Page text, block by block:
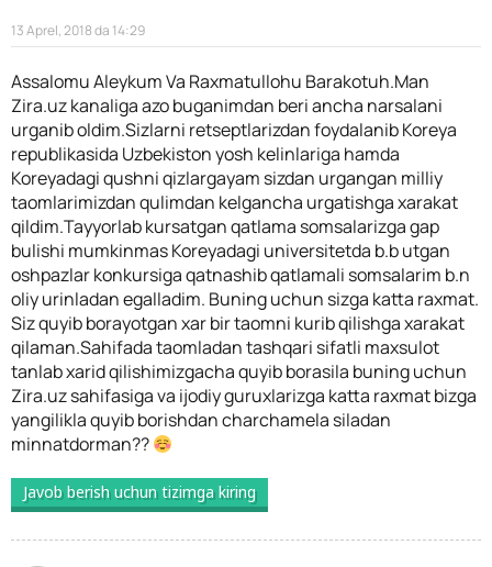
13 Aprel, 2018 da 14:29
Assalomu Aleykum Va Raxmatullohu Barakotuh.Man
Zira.uz kanaliga azo buganimdan beri ancha narsalani
urganib oldim.Sizlarni retseptlarizdan foydalanib Koreya
republikasida Uzbekiston yosh kelinlariga hamda
Koreyadagi qushni qizlargayam sizdan urgangan milliy
taomlarimizdan qulimdan kelgancha urgatishga xarakat
qildim.Tayyorlab kursatgan qatlama somsalarizga gap
bulishi mumkinmas Koreyadagi universitetda b.b utgan
oshpazlar konkursiga qatnashib qatlamali somsalarim b.n
oliy urinladan egalladim. Buning uchun sizga katta raxmat.
Siz quyib borayotgan xar bir taomni kurib qilishga xarakat
qilaman.Sahifada taomladan tashqari sifatli maxsulot
tanlab xarid qilishimizgacha quyib borasila buning uchun
Zira.uz sahifasiga va ijodiy guruxlarizga katta raxmat bizga
yangilikla quyib borishdan charchamela siladan
minnatdorman??
Javob berish uchun tizimga kiring